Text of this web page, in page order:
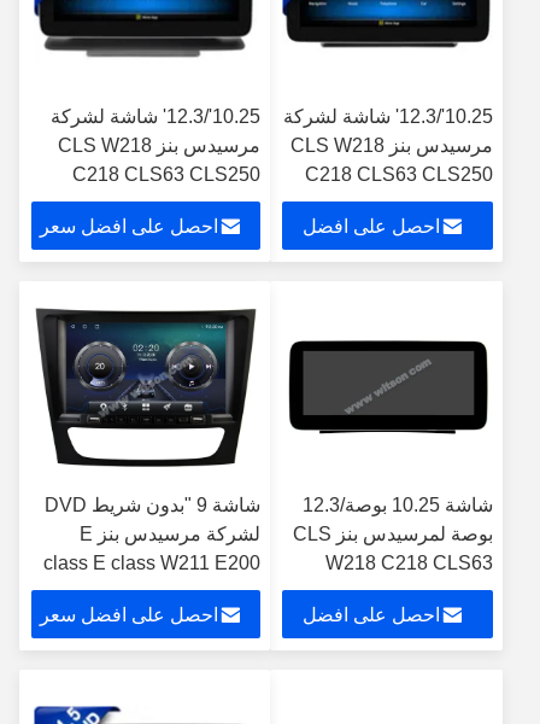
10.25'/12.3' شاشة لشركة
مرسيدس بنز CLS W218
C218 CLS63 CLS250
CLS300 CLS350 CLS
2012-2013 NTG4.5
مشغل الوسائط المتعددة
احصل على افضل
10.25'/12.3' شاشة لشركة
مرسيدس بنز CLS W218
C218 CLS63 CLS250
CLS300 CLS350 CLS500
2014-2017احصل على افضل سعر
شاشة 10.25 بوصة/12.3
بوصة لمرسيدس بنز CLS
W218 C218 CLS63
CLS250 CLS300
CLS350 CLS 2012-
2013
احصل على افضل
شاشة 9 "بدون شريط DVD
لشركة مرسيدس بنز E
class E class W211 E200
CLS G-CLASS W463
2002-2010احصل على افضل سعر